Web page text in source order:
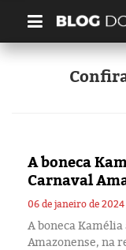
A boneca
Carnaval
06 de janeiro de 2024
A boneca
Amazonense, na